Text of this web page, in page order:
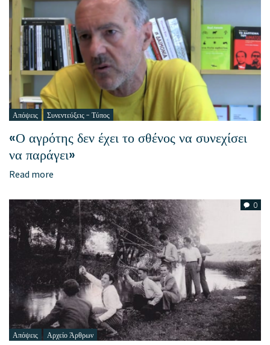
Απόψεις Συνεντεύξεις - Τύπος
«Ο αγρότης δεν έχει το σθένος να συνεχίσει
να παράγει»
Read more
0
Απόψεις Αρχείο Άρθρων